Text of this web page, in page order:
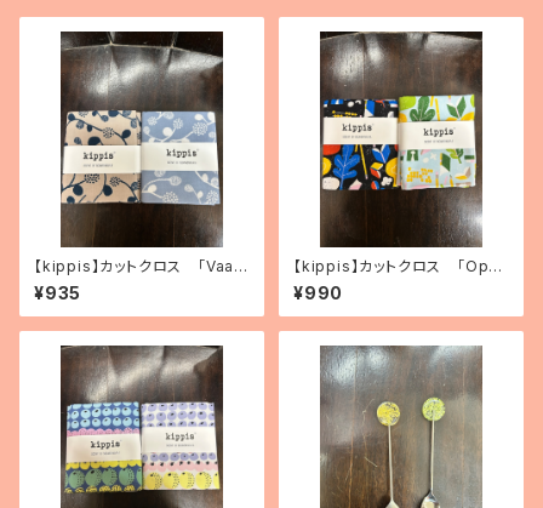
【kippis】カットクロス 「Vaap
ukka／ラズベリー」（2色）
¥935
【kippis】カットクロス 「Oppi
／教育」（2色）
¥990